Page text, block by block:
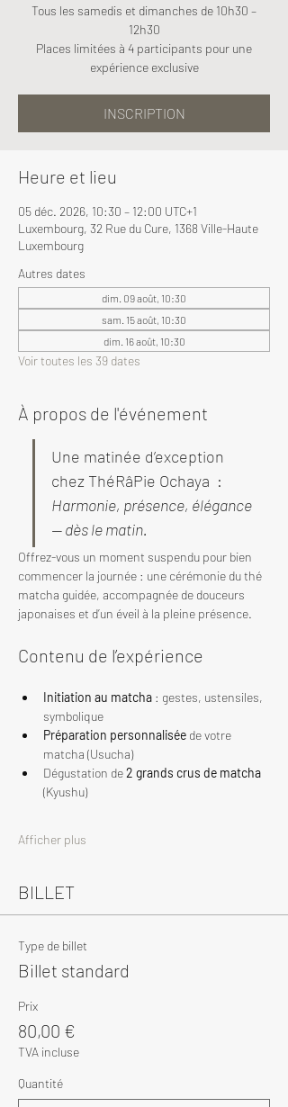
Tous les samedis et dimanches de 10h30 –
12h30
Places limitées à 4 participants pour une
expérience exclusive
INSCRIPTION
Heure et lieu
05 déc. 2026, 10:30 – 12:00 UTC+1
Luxembourg, 32 Rue du Cure, 1368 Ville-Haute
Luxembourg
Autres dates
dim. 09 août, 10:30
sam. 15 août, 10:30
dim. 16 août, 10:30
Voir toutes les 39 dates
À propos de l'événement
Une matinée d’exception
chez ThéRâPie Ochaya  :
Harmonie, présence, élégance
— dès le matin.
Offrez-vous un moment suspendu pour bien
commencer la journée : une cérémonie du thé
matcha guidée, accompagnée de douceurs
japonaises et d’un éveil à la pleine présence.
Contenu de l’expérience
Initiation au matcha : gestes, ustensiles,
symbolique
Préparation personnalisée de votre
matcha (Usucha)
Dégustation de 2 grands crus de matcha
(Kyushu)
Afficher plus
BILLET
Type de billet
Billet standard
Prix
80,00 €
TVA incluse
Quantité